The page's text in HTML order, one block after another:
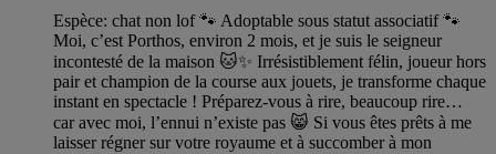
Espèce: chat non lof 🐾 Adoptable sous statut associatif 🐾
Moi, c’est Porthos, environ 2 mois, et je suis le seigneur
incontesté de la maison 🐱✨ Irrésistiblement félin, joueur hors
pair et champion de la course aux jouets, je transforme chaque
instant en spectacle ! Préparez-vous à rire, beaucoup rire…
car avec moi, l’ennui n’existe pas 😸 Si vous êtes prêts à me
laisser régner sur votre royaume et à succomber à mon